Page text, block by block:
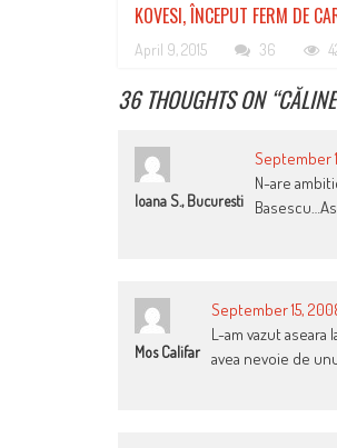
KOVESI, ÎNCEPUT FERM DE
April 9, 2015 36
36 THOUGHTS ON “
Ioana S., Bucuresti
September
N-are
Mos Califar
September 15,
L-am vazut
avea nevoie de